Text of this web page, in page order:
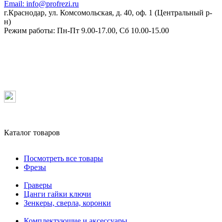
Email: info@profrezi.ru
г.Краснодар, ул. Комсомольская, д. 40, оф. 1 (Центральный р-
н)
Режим работы: Пн-Пт 9.00-17.00, Сб 10.00-15.00
Каталог товаров
Посмотреть все товары
Фрезы
Граверы
Цанги гайки ключи
Зенкеры, сверла, коронки